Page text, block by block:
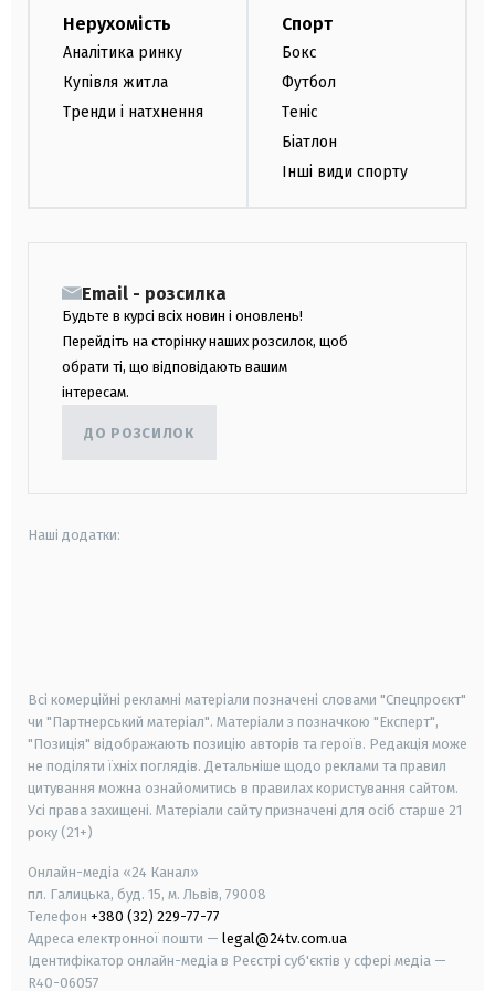
Нерухомість
Аналітика ринку
Купівля житла
Тренди і натхнення
Спорт
Бокс
Футбол
Теніс
Біатлон
Інші види спорту
Email - розсилка
Будьте в курсі всіх новин і оновлень!
Перейдіть на сторінку наших розсилок, щоб
обрати ті, що відповідають вашим
інтересам.
ДО РОЗСИЛОК
Наші додатки:
Всі комерційні рекламні матеріали позначені словами "Спецпроєкт"
чи "Партнерський матеріал". Матеріали з позначкою "Експерт",
"Позиція" відображають позицію авторів та героїв. Редакція може
не поділяти їхніх поглядів. Детальніше щодо реклами та правил
цитування можна ознайомитись в правилах користування сайтом.
Усі права захищені. Матеріали сайту призначені для осіб старше 21
року (21+)
Онлайн-медіа «24 Канал»
пл. Галицька, буд. 15, м. Львів, 79008
Телефон +380 (32) 229-77-77
Адреса електронної пошти — legal@24tv.com.ua
Ідентифікатор онлайн-медіа в Реєстрі суб'єктів у сфері медіа —
R40-06057